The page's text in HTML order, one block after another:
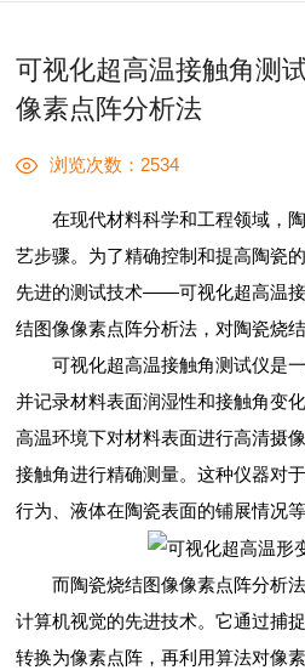
可视化超高温接触角测
像素点阵分析法
浏览次数：2534
在现代材料科学和工程领域，陶
艺步骤。为了精确控制和提高陶瓷
先进的测试技术——可视化超高温
结图像像素点阵分析法，对陶瓷烧
可视化超高温接触角测试仪是一
并记录材料表面润湿性和接触角变
高温环境下对材料表面进行高清摄
接触角进行精确测量。这种仪器对
行为、液体在陶瓷表面的铺展情况
而陶瓷烧结图像像素点阵分析法
计算机视觉的先进技术。它通过捕
转换为像素点阵，再利用算法对像